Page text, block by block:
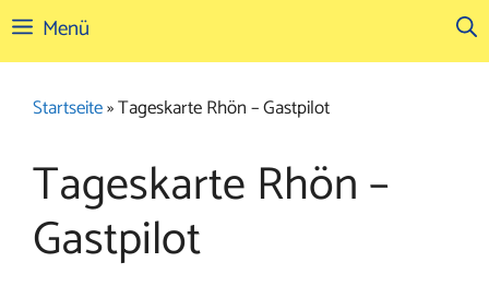
Menü
Startseite»Tageskarte Rhön – Gastpilot
Tageskarte Rhön –
Gastpilot